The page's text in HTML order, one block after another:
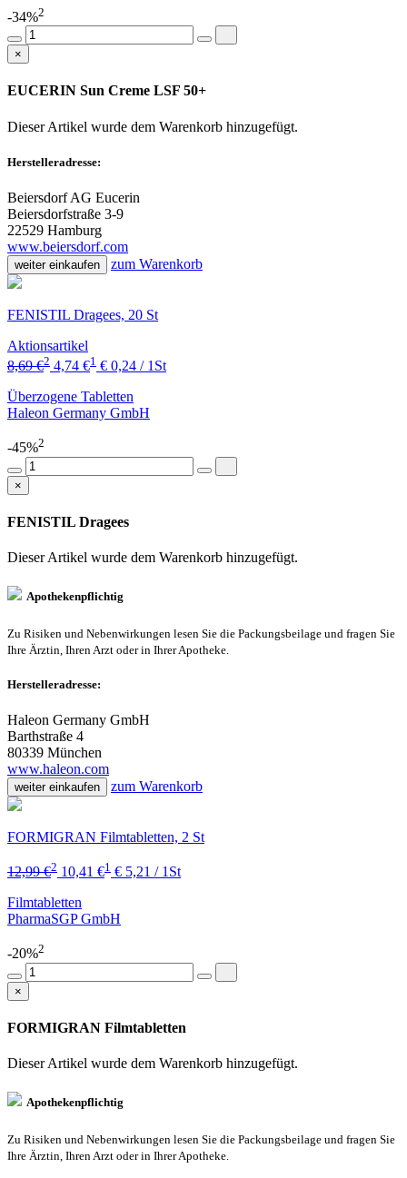
-34%2
×
EUCERIN Sun Creme LSF 50+
Dieser Artikel wurde dem Warenkorb hinzugefügt.
Herstelleradresse:
Beiersdorf AG Eucerin
Beiersdorfstraße 3-9
22529 Hamburg
www.beiersdorf.com
weiter einkaufen zum Warenkorb
FENISTIL Dragees, 20 St
Aktionsartikel
8,69 €2 4,74 €1 € 0,24 / 1St
Überzogene Tabletten
Haleon Germany GmbH
-45%2
×
FENISTIL Dragees
Dieser Artikel wurde dem Warenkorb hinzugefügt.
Apothekenpflichtig
Zu Risiken und Nebenwirkungen lesen Sie die Packungsbeilage und fragen Sie
Ihre Ärztin, Ihren Arzt oder in Ihrer Apotheke.
Herstelleradresse:
Haleon Germany GmbH
Barthstraße 4
80339 München
www.haleon.com
weiter einkaufen zum Warenkorb
FORMIGRAN Filmtabletten, 2 St
12,99 €2 10,41 €1 € 5,21 / 1St
Filmtabletten
PharmaSGP GmbH
-20%2
×
FORMIGRAN Filmtabletten
Dieser Artikel wurde dem Warenkorb hinzugefügt.
Apothekenpflichtig
Zu Risiken und Nebenwirkungen lesen Sie die Packungsbeilage und fragen Sie
Ihre Ärztin, Ihren Arzt oder in Ihrer Apotheke.